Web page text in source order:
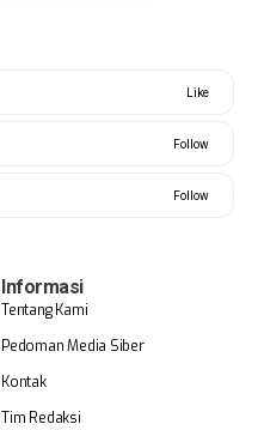
Like
Follow
Follow
Informasi
Tentang Kami
Pedoman Media Siber
Kontak
Tim Redaksi